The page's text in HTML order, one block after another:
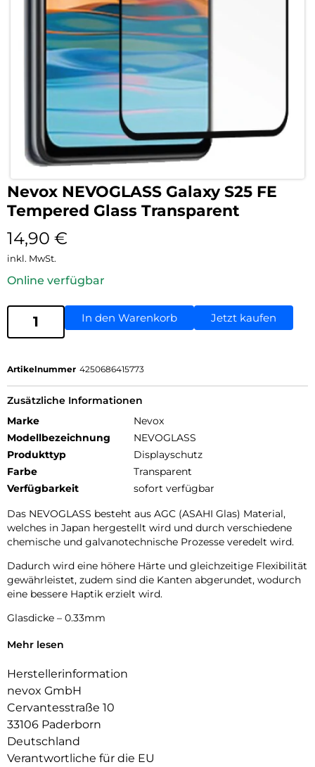
Nevox NEVOGLASS Galaxy S25 FE
Tempered Glass Transparent
14,90 €
inkl. MwSt.
Online verfügbar
In den Warenkorb Jetzt kaufen
Artikelnummer 4250686415773
Zusätzliche Informationen
Marke
Nevox
Modellbezeichnung
NEVOGLASS
Produkttyp
Displayschutz
Farbe
Transparent
Verfügbarkeit
sofort verfügbar
Das NEVOGLASS besteht aus AGC (ASAHI Glas) Material,
welches in Japan hergestellt wird und durch verschiedene
chemische und galvanotechnische Prozesse veredelt wird.
Dadurch wird eine höhere Härte und gleichzeitige Flexibilität
gewährleistet, zudem sind die Kanten abgerundet, wodurch
eine bessere Haptik erzielt wird.
Glasdicke – 0.33mm
Eckenradius – 2.5D
Mehr lesen
Herstellerinformation
nevox GmbH
Cervantesstraße 10
33106 Paderborn
Deutschland
Verantwortliche für die EU